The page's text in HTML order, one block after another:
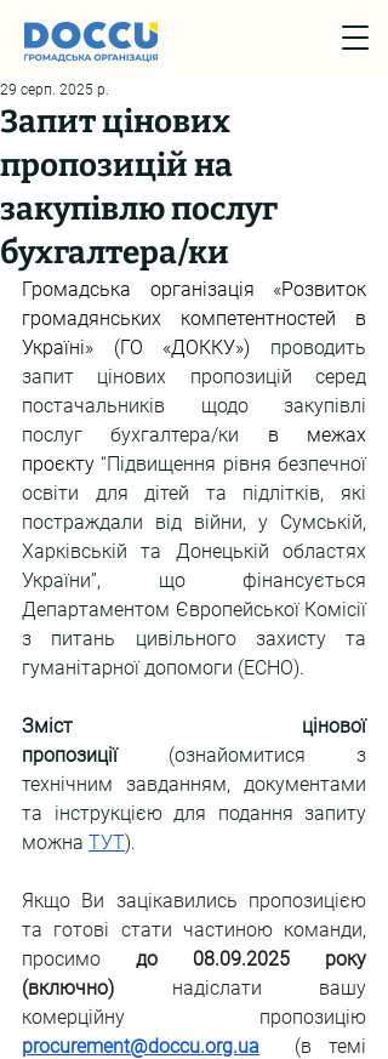
Запит цінових
пропозицій на
закупівлю послуг
бухгалтера/ки
29 серп. 2025 р.
Громадська організація «Розвиток
громадянських компетентностей в
Україні» (ГО «ДОККУ») проводить
запит цінових пропозицій серед
постачальників щодо закупівлі
послуг бухгалтера/ки в межах
проєкту “Підвищення рівня безпечної
освіти для дітей та підлітків, які
постраждали від війни, у Сумській,
Харківській та Донецькій областях
України”, що фінансується
Департаментом Європейської Комісії
з питань цивільного захисту та
гуманітарної допомоги (ECHO).
Зміст цінової
пропозиції (ознайомитися з
технічним завданням, документами
та інструкцією для подання запиту
можна ТУТ).
Якщо Ви зацікавились пропозицією
та готові стати частиною команди,
просимо до 08.09.2025 року
(включно) надіслати вашу
procurement@doccu.org.ua
(в темі